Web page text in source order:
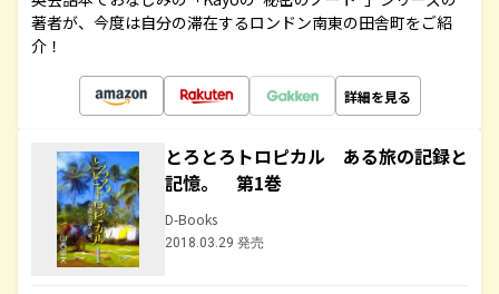
著者が、今度は自分の滞在するロンドン南東の田舎町をご紹
介！
詳細を見る
とろとろトロピカル ある旅の記録と
記憶。 第1巻
D-Books
2018.03.29 発売